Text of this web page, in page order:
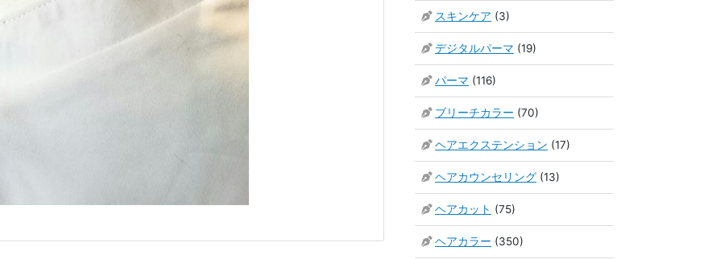
スキンケア (3)
デジタルパーマ (19)
パーマ (116)
ブリーチカラー (70)
ヘアエクステンション (17)
ヘアカウンセリング (13)
ヘアカット (75)
ヘアカラー (350)